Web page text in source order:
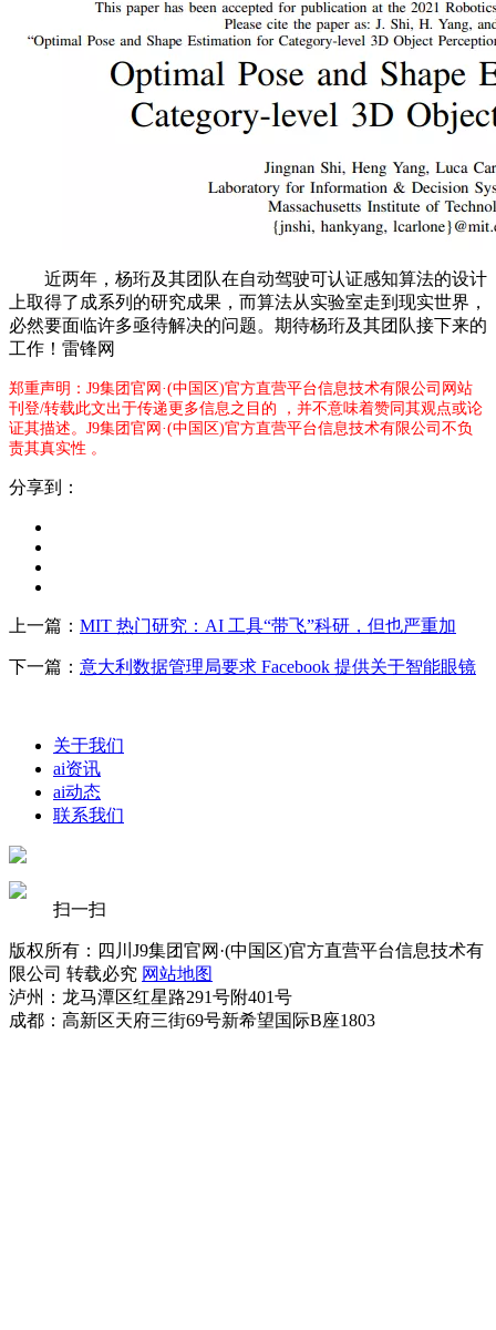
近两年，杨珩及其团队在自动驾驶可认证感知算法的设计
上取得了成系列的研究成果，而算法从实验室走到现实世界，
必然要面临许多亟待解决的问题。期待杨珩及其团队接下来的
工作！雷锋网
郑重声明：J9集团官网·(中国区)官方直营平台信息技术有限公司网站
刊登/转载此文出于传递更多信息之目的 ，并不意味着赞同其观点或论
证其描述。J9集团官网·(中国区)官方直营平台信息技术有限公司不负
责其真实性 。
分享到：
上一篇： MIT 热门研究：AI 工具“带飞”科研，但也严重加
下一篇： 意大利数据管理局要求 Facebook 提供关于智能眼镜
关于我们
ai资讯
ai动态
联系我们
扫一扫
版权所有：四川J9集团官网·(中国区)官方直营平台信息技术有
限公司 转载必究 网站地图
泸州：龙马潭区红星路291号附401号
成都：高新区天府三街69号新希望国际B座1803